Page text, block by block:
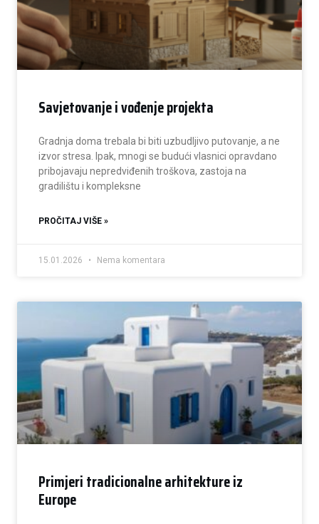
Savjetovanje i vođenje projekta
Gradnja doma trebala bi biti uzbudljivo putovanje, a ne
izvor stresa. Ipak, mnogi se budući vlasnici opravdano
pribojavaju nepredviđenih troškova, zastoja na
gradilištu i kompleksne
PROČITAJ VIŠE »
15.01.2026 Nema komentara
Primjeri tradicionalne arhitekture iz
Europe